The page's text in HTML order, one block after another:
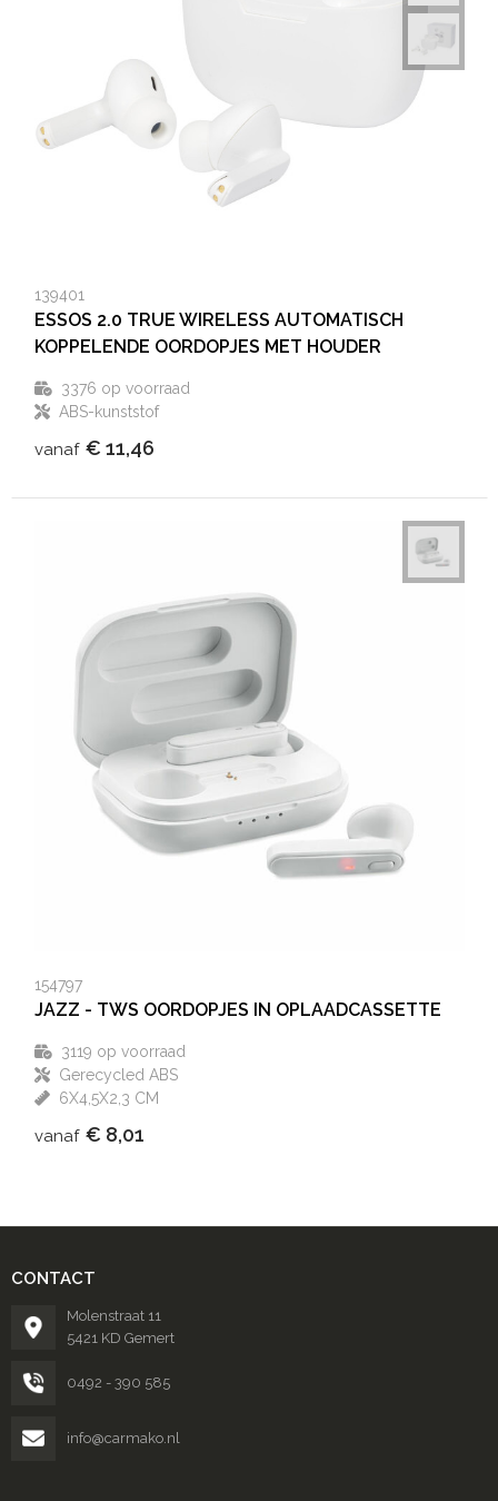
139401
ESSOS 2.0 TRUE WIRELESS AUTOMATISCH
KOPPELENDE OORDOPJES MET HOUDER
3376 op voorraad
ABS-kunststof
vanaf € 11,46
154797
JAZZ - TWS OORDOPJES IN OPLAADCASSETTE
3119 op voorraad
Gerecycled ABS
6X4,5X2,3 CM
vanaf € 8,01
CONTACT
Molenstraat 11
5421 KD Gemert
0492 - 390 585
info@carmako.nl